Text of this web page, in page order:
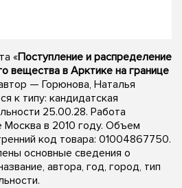
«Поступление и распределение
вещества в Арктике на границе
— Горюнова, Наталья
к типу: кандидатская
25.00.28. Работа
Москва в 2010 году. Объем
код товара: 01004867750.
основные сведения о
автора, год, город, тип